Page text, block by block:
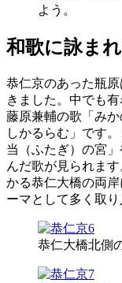
よう。
和歌に詠ま
恭仁京のあった瓶
きました。中でも
藤原兼輔の歌「み
しかるらむ」です
当（ふたぎ）の宮
んだ歌が見られま
かる恭仁大橋の両
ーマとして多く取
恭仁大橋北側